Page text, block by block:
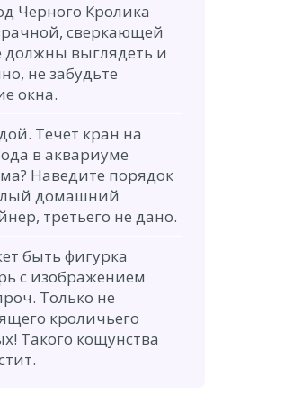
Черного Кролика
сверкающей
выглядеть и
не забудьте
окна.
Течет кран на
в аквариуме
Наведите порядок
домашний
третьего не дано.
быть фигурка
с изображением
Только не
кроличьего
Такого кощунства